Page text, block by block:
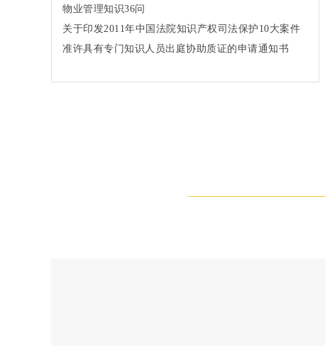
权司法保护10大案件和50件典型案例的通知
物业管理知识36问
关于印发2011年中国法院知识产权司法保护10大案件
和50件典型案例的通知法办〔2012〕91号
准许具有专门知识人员出庭协助质证的申请通知书